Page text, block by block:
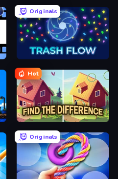
Originals
Trash Flow
Hot
Find The Difference
Originals